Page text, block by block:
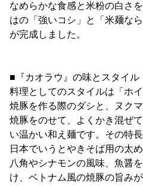
なめらかな食感と米粉の白さ
はの「強いコシ」と「米麺な
が完成しました。
■『カオラウ』の味とスタイル
料理としてのスタイルは「ホ
焼豚を作る際のダシと、ヌク
焼豚をのせて、よくかき混ぜ
い温かい和え麺です。その特
日本でいうとやきそば用の太
八角やシナモンの風味、魚醤
け、ベトナム風の焼豚の旨み